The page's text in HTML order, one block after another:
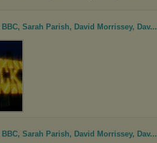
Sarah Parish, David Morrissey, Dav...
Sarah Parish, David Morrissey, Dav...